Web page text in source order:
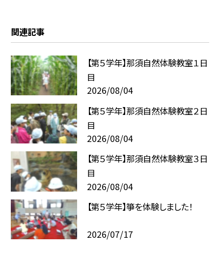
関連記事
【第５学年】那須自然体験教室１日
目
2026/08/04
【第５学年】那須自然体験教室２日
目
2026/08/04
【第５学年】那須自然体験教室３日
目
2026/08/04
【第５学年】箏を体験しました！
2026/07/17